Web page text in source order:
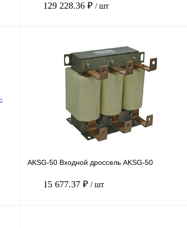
129 228.36 ₽ / шт
В корзину
Купить в 1 клик Сравнение
Под заказ
AKSG-50 Входной дроссель AKSG-50
15 677.37 ₽ / шт